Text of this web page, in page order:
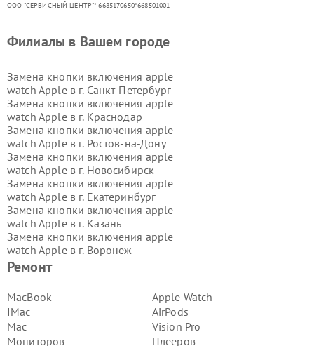
ООО "СЕРВИСНЫЙ ЦЕНТР"* 6685170650*668501001
Ремонт
MacBook
IMac
Mac
Мониторов
Apple Watch
AirPods
Vision Pro
Плееров
Филиалы в Вашем городе
Замена кнопки включения apple
watch Apple в г. Санкт-Петербург
Замена кнопки включения apple
watch Apple в г. Краснодар
Замена кнопки включения apple
watch Apple в г. Ростов-на-Дону
Замена кнопки включения apple
watch Apple в г. Новосибирск
Замена кнопки включения apple
watch Apple в г. Екатеринбург
Замена кнопки включения apple
watch Apple в г. Казань
Замена кнопки включения apple
watch Apple в г. Воронеж
Замена кнопки включения apple
Замена кнопки включения apple
watch Apple в г.
Замена кнопки включения apple
watch Apple в г.
Замена кнопки включения apple